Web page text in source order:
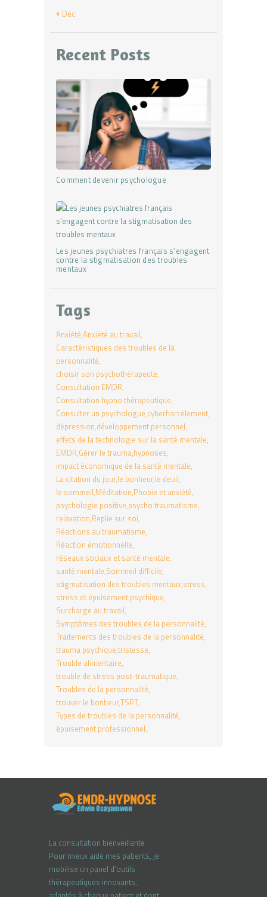
« Déc
Recent Posts
Comment devenir psychologue
Les jeunes psychiatres français s’engagent
contre la stigmatisation des troubles
mentaux
Tags
Anxiété Anxiété au travail
Caractéristiques des troubles de la
personnalité
choisir son psychothérapeute
Consultation EMDR
Consultation hypno thérapeutique
Consulter un psychologue cyberharcèlement
dépression développement personnel
effets de la technologie sur la santé mentale
EMDR Gérer le trauma hypnoses
impact économique de la santé mentale
La citation du jour le bonheur le deuil
le sommeil Méditation Phobie et anxiété
psychologie positive psycho traumatisme
relaxation Replie sur soi
Réactions au traumatisme
Réaction émotionnelle
réseaux sociaux et santé mentale
santé mentale Sommeil difficile
stigmatisation des troubles mentaux stress
stress et épuisement psychique
Surcharge au travail
Symptômes des troubles de la personnalité
Traitements des troubles de la personnalité
trauma psychique tristesse
Trouble alimentaire
trouble de stress post-traumatique
Troubles de la personnalité
trouver le bonheurTSPT
Types de troubles de la personnalité
épuisement professionnel
La consultation bienveillante
Pour mieux aidé mes patients, je
mobilise un panel d’outils
thérapeutiques innovants,